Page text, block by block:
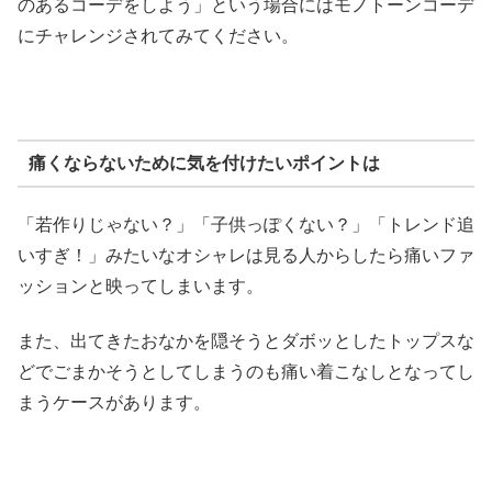
のあるコーデをしよう」という場合にはモノトーンコーデ
にチャレンジされてみてください。
痛くならないために気を付けたいポイントは
「若作りじゃない？」「子供っぽくない？」「トレンド追
いすぎ！」みたいなオシャレは見る人からしたら痛いファ
ッションと映ってしまいます。
また、出てきたおなかを隠そうとダボッとしたトップスな
どでごまかそうとしてしまうのも痛い着こなしとなってし
まうケースがあります。